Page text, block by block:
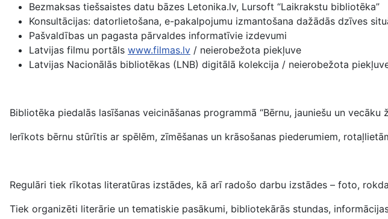
Bezmaksas tiešsaistes datu bāzes Letonika.lv, Lursoft “Laikrakstu bibliotēka”
Konsultācijas: datorlietošana, e-pakalpojumu izmantošana dažādās dzīves
Pašvaldības un pagasta pārvaldes informatīvie izdevumi
Latvijas filmu portāls www.filmas.lv / neierobežota piekļuve
Latvijas Nacionālās bibliotēkas (LNB) digitālā kolekcija / neierobežota
Bibliotēka piedalās lasīšanas veicināšanas programmā “Bērnu, jauniešu un
Ierīkots bērnu stūrītis ar spēlēm, zīmēšanas un krāsošanas piederumiem,
Regulāri tiek rīkotas literatūras izstādes, kā arī radošo darbu izstādes – foto,
Tiek organizēti literārie un tematiskie pasākumi, bibliotekārās stundas,